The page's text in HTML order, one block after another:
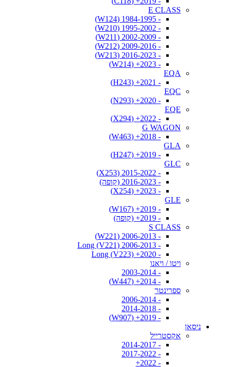
E CLASS
- 1984-1995 (W124)
- 1995-2002 (W210)
- 2002-2009 (W211)
- 2009-2016 (W212)
- 2016-2023 (W213)
- 2023+ (W214)
EQA
- 2021+ (H243)
EQC
- 2020+ (N293)
EQE
- 2022+ (X294)
G WAGON
- 2018+ (W463)
GLA
- 2019+ (H247)
GLC
- 2015-2022 (X253)
- 2016-2023 (קופה)
- 2023+ (X254)
GLE
- 2019+ (W167)
- 2019+ (קופה)
S CLASS
- 2006-2013 (W221)
- 2006-2013 Long (V221)
- 2020+ Long (V223)
ויטו / ויאנו
- 2003-2014
- 2014+ (W447)
ספרינטר
- 2006-2014
- 2014-2018
- 2019+ (W907)
ניסאן
אקסטרייל
- 2014-2017
- 2017-2022
- 2022+